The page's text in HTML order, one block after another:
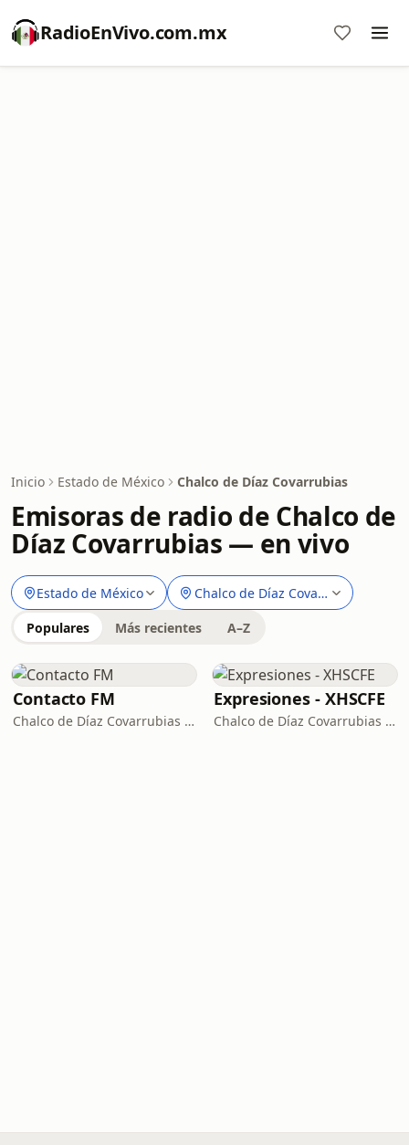
RadioEnVivo.com.mx
Inicio Estado de México Chalco de Díaz Covarrubias
Emisoras de radio de Chalco de
Díaz Covarrubias — en vivo
Estado de México Chalco de Díaz Covarrubias
Populares Más recientes A–Z
Contacto FM
Chalco de Díaz Covarrubias · 98.9 FM
Expresiones - XHSCFE
Chalco de Díaz Covarrubias · 100.5 FM